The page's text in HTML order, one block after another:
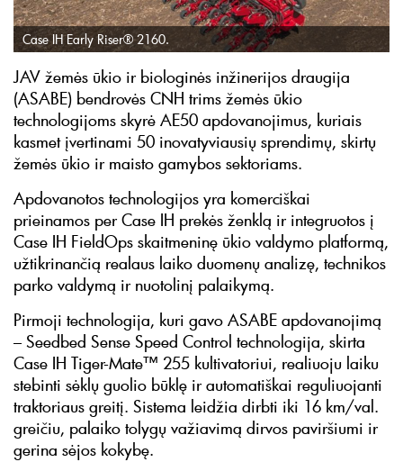
Case IH Early Riser® 2160.
JAV žemės ūkio ir biologinės inžinerijos draugija
(ASABE) bendrovės CNH trims žemės ūkio
technologijoms skyrė AE50 apdovanojimus, kuriais
kasmet įvertinami 50 inovatyviausių sprendimų, skirtų
žemės ūkio ir maisto gamybos sektoriams.
Apdovanotos technologijos yra komerciškai
prieinamos per Case IH prekės ženklą ir integruotos į
Case IH FieldOps skaitmeninę ūkio valdymo platformą,
užtikrinančią realaus laiko duomenų analizę, technikos
parko valdymą ir nuotolinį palaikymą.
Pirmoji technologija, kuri gavo ASABE apdovanojimą
– Seedbed Sense Speed Control technologija, skirta
Case IH Tiger-Mate™ 255 kultivatoriui, realiuoju laiku
stebinti sėklų guolio būklę ir automatiškai reguliuojanti
traktoriaus greitį. Sistema leidžia dirbti iki 16 km/val.
greičiu, palaiko tolygų važiavimą dirvos paviršiumi ir
gerina sėjos kokybę.